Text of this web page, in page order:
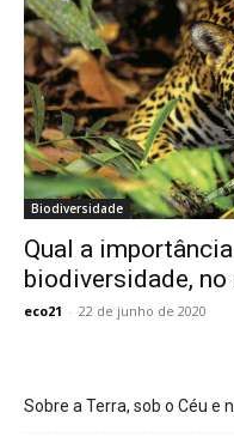
Biodiversidade
Qual a
biodiversidade,
eco21 - 22 de junho de 2020
Sobre a Terra, sob o Céu e